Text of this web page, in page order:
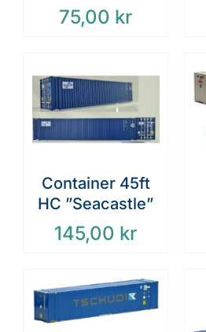
75,00 kr
Container 45ft
HC ”Seacastle”
145,00 kr